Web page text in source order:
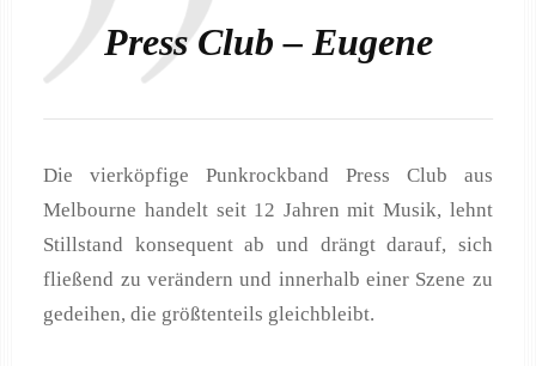
Press Club – Eugene
Die vierköpfige Punkrockband Press Club aus
Melbourne handelt seit 12 Jahren mit Musik, lehnt
Stillstand konsequent ab und drängt darauf, sich
fließend zu verändern und innerhalb einer Szene zu
gedeihen, die größtenteils gleichbleibt.